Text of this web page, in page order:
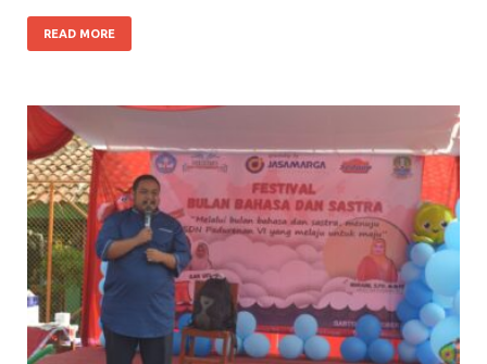
READ MORE